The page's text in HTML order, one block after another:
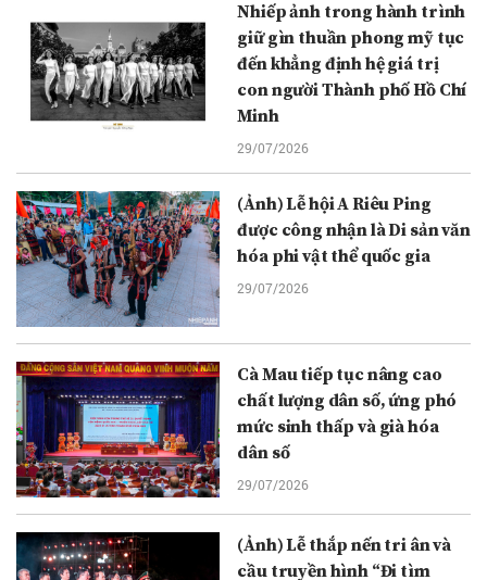
Nhiếp ảnh trong hành trình
giữ gìn thuần phong mỹ tục
đến khẳng định hệ giá trị
con người Thành phố Hồ Chí
Minh
29/07/2026
(Ảnh) Lễ hội A Riêu Ping
được công nhận là Di sản văn
hóa phi vật thể quốc gia
29/07/2026
Cà Mau tiếp tục nâng cao
chất lượng dân số, ứng phó
mức sinh thấp và già hóa
dân số
29/07/2026
(Ảnh) Lễ thắp nến tri ân và
cầu truyền hình “Đi tìm